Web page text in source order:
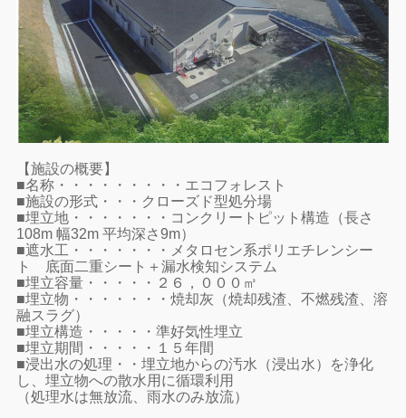
【施設の概要】
■名称・・・・・・・・・エコフォレスト
■施設の形式・・・クローズド型処分場
■埋立地・・・・・・・コンクリートピット構造（長さ
108m 幅32m 平均深さ9m）
■遮水工・・・・・・・メタロセン系ポリエチレンシー
ト 底面二重シート＋漏水検知システム
■埋立容量・・・・・２６，０００㎥
■埋立物・・・・・・・焼却灰（焼却残渣、不燃残渣、溶
融スラグ）
■埋立構造・・・・・準好気性埋立
■埋立期間・・・・・１５年間
■浸出水の処理・・埋立地からの汚水（浸出水）を浄化
し、埋立物への散水用に循環利用
（処理水は無放流、雨水のみ放流）